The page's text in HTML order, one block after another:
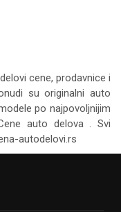
cene, prodavnice i
su originalni auto
po najpovoljnijim
auto delova . Svi
autodelovi.rs